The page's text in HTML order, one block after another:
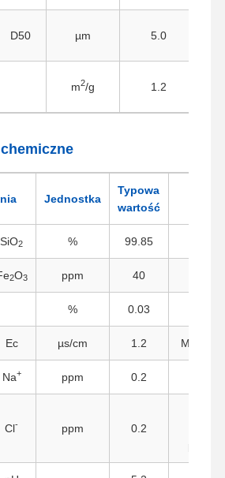
Po Fabryce
D50 µm 5.0
m2/g 1.2
Jednostka
Typowa
wartość
SiO2 % 99.85
2O3 ppm 40
% 0.03
Ec µs/cm 1.2 Miernik
Na+ ppm 0.2
Cl- ppm 0.2